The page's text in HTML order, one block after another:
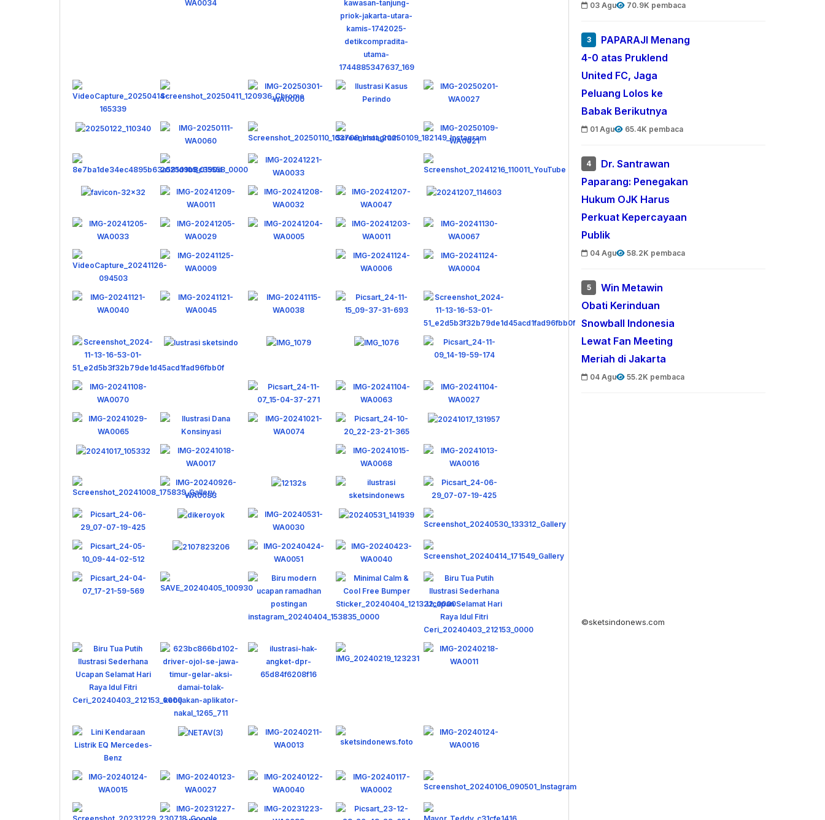
03 Agu 70.9K pembaca
3
PAPARAJI Menang
4-0 atas Pruklend
United FC, Jaga
Peluang Lolos ke
Babak Berikutnya
01 Agu 65.4K pembaca
4
Dr. Santrawan
Paparang: Penegakan
Hukum OJK Harus
Perkuat Kepercayaan
Publik
04 Agu 58.2K pembaca
5
Win Metawin
Obati Kerinduan
Snowball Indonesia
Lewat Fan Meeting
Meriah di Jakarta
04 Agu 55.2K pembaca
©sketsindonews.com